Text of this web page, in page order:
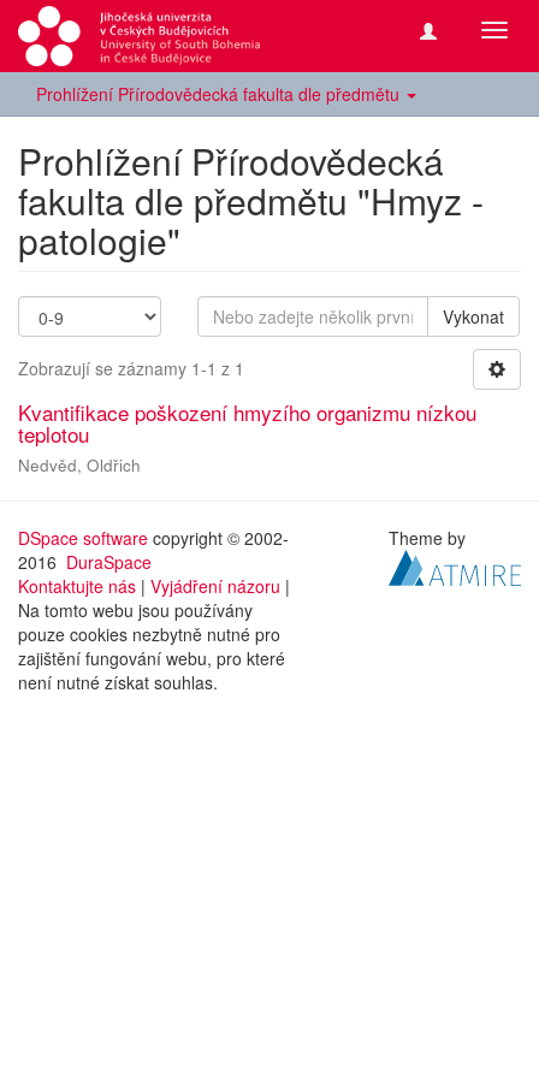
Prohlížení Přírodovědecká fakulta dle předmětu
Prohlížení Přírodovědecká
fakulta dle předmětu "Hmyz -
patologie"
Vykonat
Zobrazují se záznamy 1-1 z 1
Kvantifikace poškození hmyzího organizmu nízkou
teplotou
Nedvěd, Oldřich
DSpace software copyright © 2002-
2016 DuraSpace
Kontaktujte nás | Vyjádření názoru |
Na tomto webu jsou používány
pouze cookies nezbytně nutné pro
zajištění fungování webu, pro které
není nutné získat souhlas.
Theme by